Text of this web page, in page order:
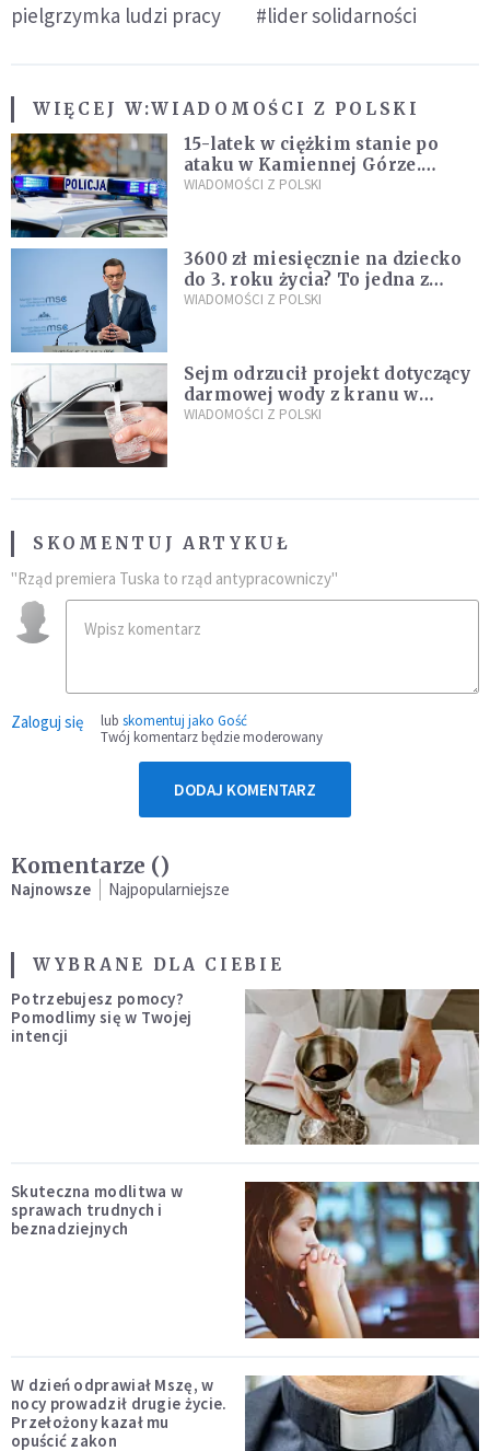
pielgrzymka ludzi pracy
#lider solidarności
WIĘCEJ W:WIADOMOŚCI Z POLSKI
15-latek w ciężkim stanie po
ataku w Kamiennej Górze.
Policja zatrzymała dwóch
WIADOMOŚCI Z POLSKI
3600 zł miesięcznie na dziecko
do 3. roku życia? To jedna z
propozycji programu "Rozwój
WIADOMOŚCI Z POLSKI
Sejm odrzucił projekt dotyczący
darmowej wody z kranu w
restauracjach
WIADOMOŚCI Z POLSKI
SKOMENTUJ ARTYKUŁ
"Rząd premiera Tuska to rząd antypracowniczy"
Zaloguj się lub skomentuj jako Gość
Twój komentarz będzie moderowany
DODAJ KOMENTARZ
Komentarze ()
Najnowsze Najpopularniejsze
WYBRANE DLA CIEBIE
Potrzebujesz pomocy?
Pomodlimy się w Twojej
intencji
Skuteczna modlitwa w
sprawach trudnych i
beznadziejnych
W dzień odprawiał Mszę, w
nocy prowadził drugie życie.
Przełożony kazał mu
opuścić zakon